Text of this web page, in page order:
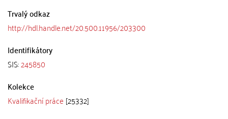
Trvalý odkaz
http://hdl.handle.net/20.500.11956/203300
Identifikátory
SIS:245850
Kolekce
Kvalifikační práce [25332]